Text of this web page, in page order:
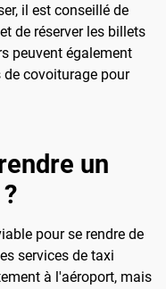
il est conseillé de
de réserver les billets
peuvent également
covoiturage pour
un
pour se rendre de
services de taxi
à l'aéroport, mais